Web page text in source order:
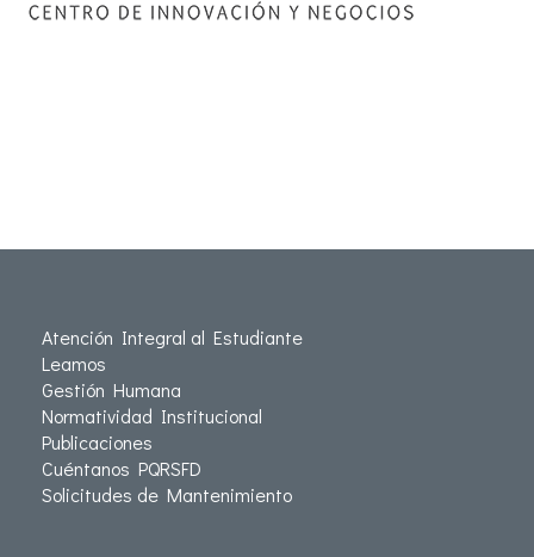
Atención Integral al Estudiante
Leamos
Gestión Humana
Normatividad Institucional
Publicaciones
Cuéntanos PQRSFD
Solicitudes de Mantenimiento